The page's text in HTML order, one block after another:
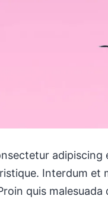
adipiscing
Interdum et
quis